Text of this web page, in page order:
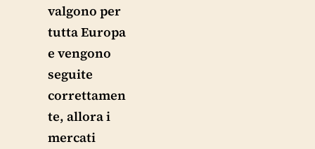
valgono per
tutta Europa
e vengono
seguite
correttamen
te, allora i
mercati